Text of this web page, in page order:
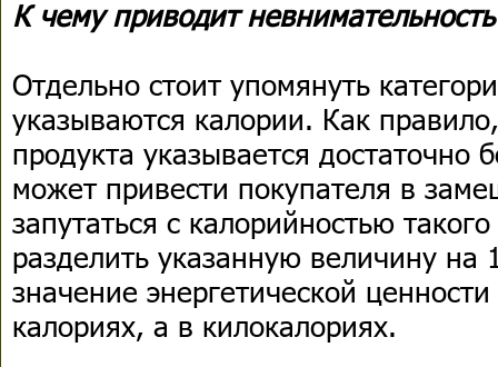
К чему приводит невнимательность
Отдельно стоит упомянуть
указываются калории. Как
продукта указывается достаточно
может привести покупателя в
запутаться с калорийностью
разделить указанную величину на
значение энергетической
калориях, а в килокалориях.